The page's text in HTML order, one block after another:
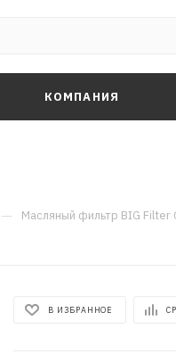
КОМПАНИЯ
— Масляный фильтр BIG Filter
В ИЗБРАННОЕ